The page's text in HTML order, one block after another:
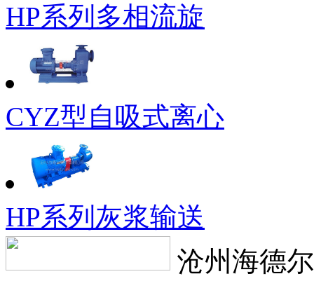
HP系列多相流旋
CYZ型自吸式离心
HP系列灰浆输送
沧州海德